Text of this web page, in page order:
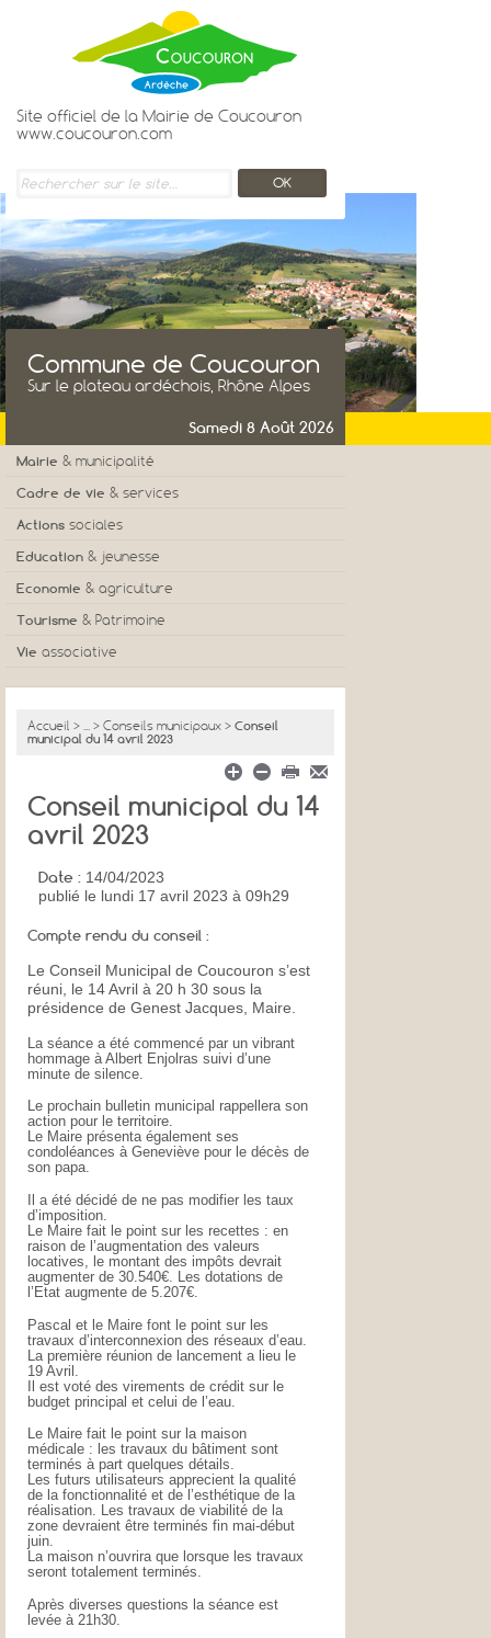
Commune de Coucouron
Sur le plateau ardéchois, Rhône Alpes
Samedi 8 Août 2026
Mairie & municipalité
Les élus
Conseils municipaux
Finances communales
Communauté de communes
Cadre de vie & services
Urbanisme
Logement / Lotissements
Déchetterie & ordures ménagères
Centre de secours
Actions sociales
CCAS
ADMR
Maison de retraite
Education & jeunesse
Micro-crèche
Ecoles
Centre aéré
Economie & agriculture
Commerces, artisans et entreprises
Zone d'activité
Tourisme & Patrimoine
Hébergements
Gite de groupes
Office de tourisme
Vie associative
Associations sportives
Associations Loisirs
Accueil > ... > Conseils municipaux > Conseil
municipal du 14 avril 2023
Conseil municipal du 14
avril 2023
Date : 14/04/2023
publié le lundi 17 avril 2023 à 09h29
Compte rendu du conseil :
Le Conseil Municipal de Coucouron s’est
réuni, le 14 Avril à 20 h 30 sous la
présidence de Genest Jacques, Maire.
La séance a été commencé par un vibrant
hommage à Albert Enjolras suivi d’une
minute de silence.
Le prochain bulletin municipal rappellera son
action pour le territoire.
Le Maire présenta également ses
condoléances à Geneviève pour le décès de
son papa.
Il a été décidé de ne pas modifier les taux
d’imposition.
Le Maire fait le point sur les recettes : en
raison de l’augmentation des valeurs
locatives, le montant des impôts devrait
augmenter de 30.540€. Les dotations de
l’Etat augmente de 5.207€.
Pascal et le Maire font le point sur les
travaux d’interconnexion des réseaux d’eau.
La première réunion de lancement a lieu le
19 Avril.
Il est voté des virements de crédit sur le
budget principal et celui de l’eau.
Le Maire fait le point sur la maison
médicale : les travaux du bâtiment sont
terminés à part quelques détails.
Les futurs utilisateurs apprecient la qualité
de la fonctionnalité et de l’esthétique de la
réalisation. Les travaux de viabilité de la
zone devraient être terminés fin mai-début
juin.
La maison n’ouvrira que lorsque les travaux
seront totalement terminés.
Après diverses questions la séance est
levée à 21h30.
Site officiel de la Mairie de Coucouron
www.coucouron.com